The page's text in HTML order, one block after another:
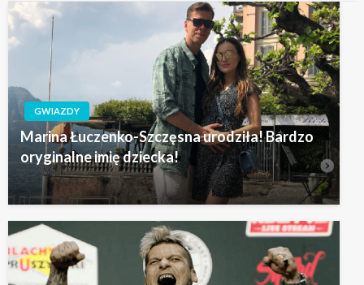
GWIAZDY
Marina Łuczenko-Szczęsna urodziła! Bardzo
oryginalne imię dziecka!